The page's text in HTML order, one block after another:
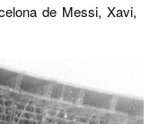
de Messi, Xavi,